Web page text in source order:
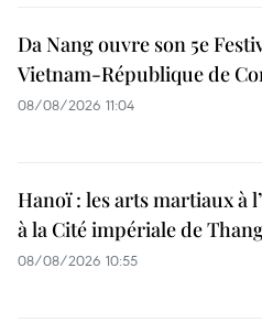
Da Nang ouvre son 5e
Vietnam-République de
08/08/2026 11:04
Hanoï : les arts martiaux à
à la Cité impériale de
08/08/2026 10:55